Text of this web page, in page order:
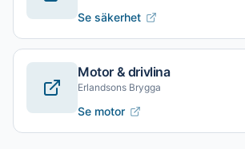
Se säkerhet
Motor & drivlina
Erlandsons Brygga
Se motor